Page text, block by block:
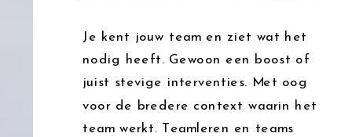
Je kent jouw team en ziet wat het
nodig heeft. Gewoon een boost of
juist stevige interventies. Met oog
voor de bredere context waarin het
team werkt. Teamleren en teams